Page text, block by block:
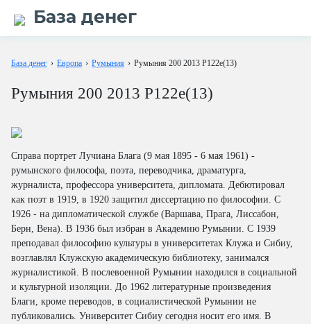
База денег
База денег › Европа › Румыния › Румыния 200 2013 P122e(13)
Румыния 200 2013 P122e(13)
Справа портрет Лучиана Блага (9 мая 1895 - 6 мая 1961) -
румынского философа, поэта, переводчика, драматурга,
журналиста, профессора университета, дипломата. Дебютировал
как поэт в 1919, в 1920 защитил диссертацию по философии. С
1926 - на дипломатической службе (Варшава, Прага, Лиссабон,
Берн, Вена). В 1936 был избран в Академию Румынии. C 1939
преподавал философию культуры в университетах Клужа и Сибиу,
возглавлял Клужскую академическую библиотеку, занимался
журналистикой. В послевоенной Румынии находился в социальной
и культурной изоляции. До 1962 литературные произведения
Благи, кроме переводов, в социалистической Румынии не
публиковались. Университет Сибиу сегодня носит его имя. В